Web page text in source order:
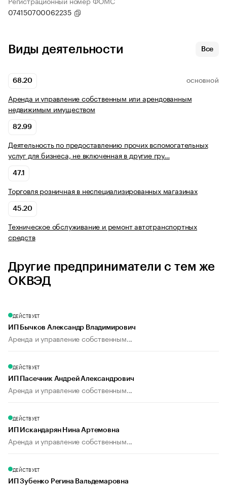
074150700062235
Виды деятельности Все
68.20 ОСНОВНОЙ
Аренда и управление собственным или арендованным
недвижимым имуществом
82.99
Деятельность по предоставлению прочих вспомогательных
услуг для бизнеса, не включенная в другие гру…
47.1
Торговля розничная в неспециализированных магазинах
45.20
Техническое обслуживание и ремонт автотранспортных
средств
Другие предприниматели с тем же
ОКВЭД
ДЕЙСТВУЕТ
ИП Бычков Александр Владимирович
Аренда и управление собственным...
ДЕЙСТВУЕТ
ИП Пасечник Андрей Александрович
Аренда и управление собственным...
ДЕЙСТВУЕТ
ИП Искандарян Нина Артемовна
Аренда и управление собственным...
ДЕЙСТВУЕТ
ИП Зубенко Регина Вальдемаровна